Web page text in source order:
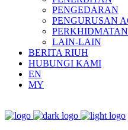
PENGEDARAN
PENGURUSAN
LAIN-LAIN
BERITA RIUH
HUBUNGI KAMI
EN
MY